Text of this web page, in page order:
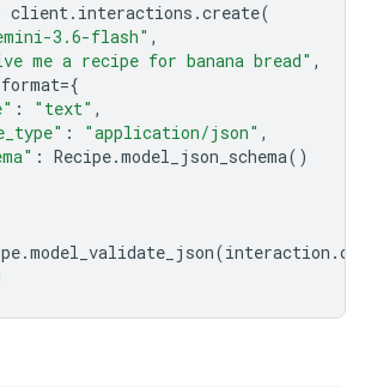
client. interactions .create(
3.6-flash" ,
me a recipe for banana bread" ,
={
: "text" ,
: "application/json" ,
: Recipe.model_json_schema()
.model_validate_json(interaction .